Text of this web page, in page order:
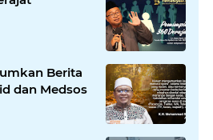
Berita
dan Medsos